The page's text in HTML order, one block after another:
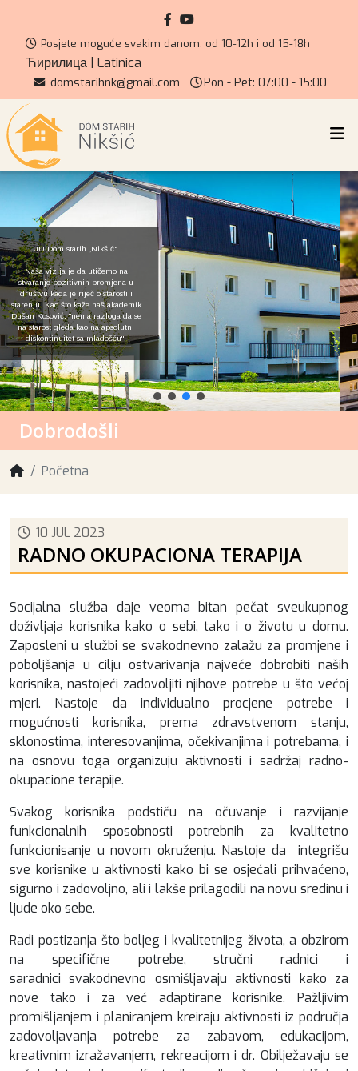
Posjete moguće svakim danom: od 10-12h i od 15-18h
Ћирилица Latinica
domstarihnk@gmail.com Pon - Pet: 07:00 - 15:00
JU Dom starih „Nikšić“
Naša vizija je da utičemo na
stvaranje pozitivnih promjena u
društvu kada je riječ o starosti i
starenju. Kao što kaže naš akademik
Dušan Kosović, "nema razloga da se
na starost gleda kao na apsolutni
diskontinuitet sa mladošću".
Dobrodošli
Početna
10 JUL 2023
RADNO OKUPACIONA TERAPIJA
Socijalna služba daje veoma bitan pečat sveukupnog
doživljaja korisnika kako o sebi, tako i o životu u domu.
Zaposleni u službi se svakodnevno zalažu za promjene i
poboljšanja u cilju ostvarivanja najveće dobrobiti naših
korisnika, nastojeći zadovoljiti njihove potrebe u što većoj
mjeri. Nastoje da individualno procjene potrebe i
mogućnosti korisnika, prema zdravstvenom stanju,
sklonostima, interesovanjima, očekivanjima i potrebama, i
na osnovu toga organizuju aktivnosti i sadržaj radno-
okupacione terapije.
Svakog korisnika podstiču na očuvanje i razvijanje
funkcionalnih sposobnosti potrebnih za kvalitetno
funkcionisanje u novom okruženju. Nastoje da integrišu
sve korisnike u aktivnosti kako bi se osjećali prihvaćeno,
sigurno i zadovoljno, ali i lakše prilagodili na novu sredinu i
ljude oko sebe.
Radi postizanja što boljeg i kvalitetnijeg života, a obzirom
na specifične potrebe, stručni radnici i
saradnici svakodnevno osmišljavaju aktivnosti kako za
nove tako i za već adaptirane korisnike. Pažljivim
promišljanjem i planiranjem kreiraju aktivnosti iz područja
zadovoljavanja potrebe za zabavom, edukacijom,
kreativnim izražavanjem, rekreacijom i dr. Obilježavaju se